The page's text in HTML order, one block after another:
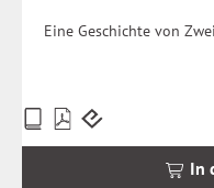
Eine Geschichte von
Preise
inkl.
In